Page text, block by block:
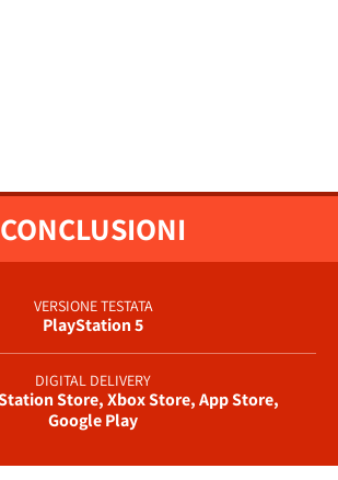
CONCLUSIONI
VERSIONE TESTATA
PlayStation 5
DIGITAL DELIVERY
Store, Xbox Store, App Store,
Google Play